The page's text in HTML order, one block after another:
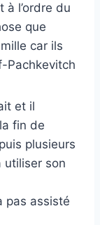
l’ordre du
que
car ils
Pachkevitch
et il
fin de
plusieurs
utiliser son
pas assisté